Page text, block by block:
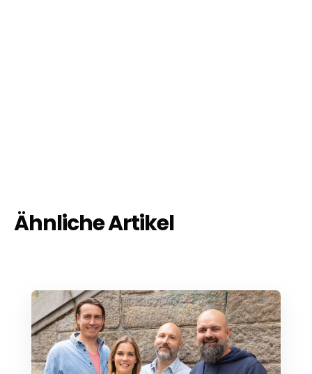
Ähnliche Artikel